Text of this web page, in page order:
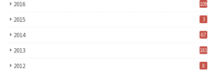
2016 109
2015 3
2014 67
2013 181
2012 8